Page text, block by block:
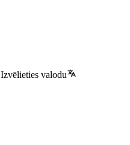
Izvēlieties valodu